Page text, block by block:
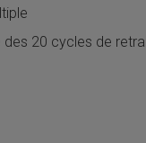
des 20 cycles de